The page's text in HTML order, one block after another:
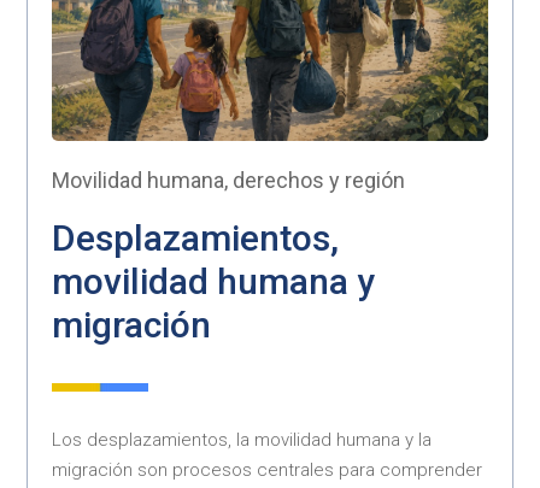
Movilidad humana, derechos y región
Desplazamientos,
movilidad humana y
migración
Los desplazamientos, la movilidad humana y la
migración son procesos centrales para comprender